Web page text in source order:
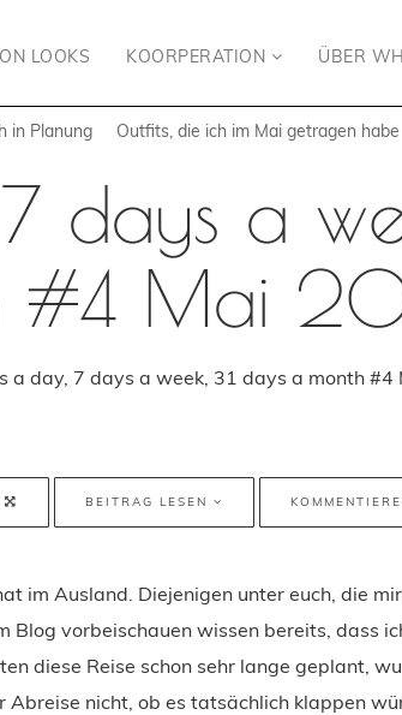
LOOKS KOORPERATION ÜBER
in Planung Outfits, die ich im Mai getragen habe
days a
#4 Mai
a day, 7 days a week, 31 days a month #4
BEITRAG LESEN
im Ausland. Diejenigen unter euch, die
Blog vorbeischauen wissen bereits, dass
diese Reise schon sehr lange geplant,
Abreise nicht, ob es tatsächlich klappen